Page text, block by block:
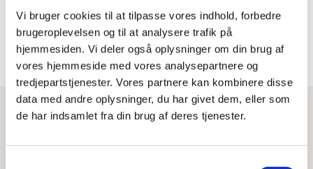
Vi bruger cookies til at tilpasse vores indhold, forbedre
brugeroplevelsen og til at analysere trafik på
hjemmesiden. Vi deler også oplysninger om din brug af
vores hjemmeside med vores analysepartnere og
tredjepartstjenester. Vores partnere kan kombinere disse
data med andre oplysninger, du har givet dem, eller som
de har indsamlet fra din brug af deres tjenester.